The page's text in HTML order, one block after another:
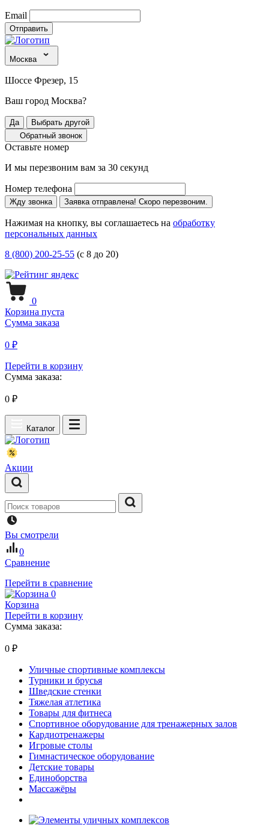
Email
Отправить
Москва
Шоссе Фрезер, 15
Ваш город Москва?
Да
Выбрать другой
Обратный звонок
Оставьте номер
И мы перезвоним вам за 30 секунд
Номер телефона
Жду звонка Заявка отправлена! Скоро перезвоним.
Нажимая на кнопку, вы соглашаетесь на обработку
персональных данных
8 (800) 200-25-55 (с 8 до 20)
0
Корзина пуста
Сумма заказа
0 ₽
Перейти в корзину
Сумма заказа:
0 ₽
Каталог
Акции
Вы смотрели
0
Сравнение
Перейти в сравнение
0
Корзина
Перейти в корзину
Сумма заказа:
0 ₽
Уличные спортивные комплексы
Турники и брусья
Шведские стенки
Тяжелая атлетика
Товары для фитнеса
Спортивное оборудование для тренажерных залов
Кардиотренажеры
Игровые столы
Гимнастическое оборудование
Детские товары
Единоборства
Массажёры